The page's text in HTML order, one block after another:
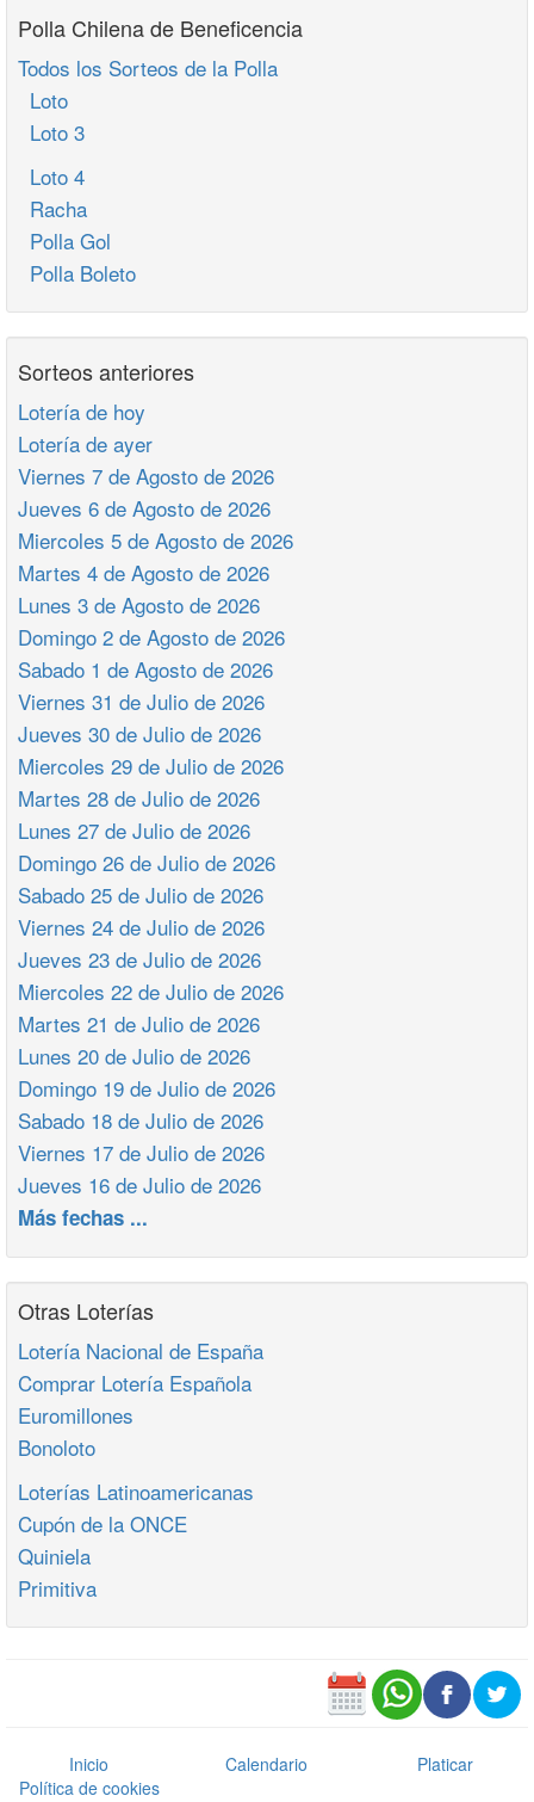
Polla Chilena de Beneficencia
Todos los Sorteos de la Polla
Loto
Loto 3
Loto 4
Racha
Polla Gol
Polla Boleto
Sorteos anteriores
Lotería de hoy
Lotería de ayer
Viernes 7 de Agosto de 2026
Jueves 6 de Agosto de 2026
Miercoles 5 de Agosto de 2026
Martes 4 de Agosto de 2026
Lunes 3 de Agosto de 2026
Domingo 2 de Agosto de 2026
Sabado 1 de Agosto de 2026
Viernes 31 de Julio de 2026
Jueves 30 de Julio de 2026
Miercoles 29 de Julio de 2026
Martes 28 de Julio de 2026
Lunes 27 de Julio de 2026
Domingo 26 de Julio de 2026
Sabado 25 de Julio de 2026
Viernes 24 de Julio de 2026
Jueves 23 de Julio de 2026
Miercoles 22 de Julio de 2026
Martes 21 de Julio de 2026
Lunes 20 de Julio de 2026
Domingo 19 de Julio de 2026
Sabado 18 de Julio de 2026
Viernes 17 de Julio de 2026
Jueves 16 de Julio de 2026
Más fechas ...
Otras Loterías
Lotería Nacional de España
Comprar Lotería Española
Euromillones
Bonoloto
Loterías Latinoamericanas
Cupón de la ONCE
Quiniela
Primitiva
Inicio Calendario
Platicar
Política de cookies